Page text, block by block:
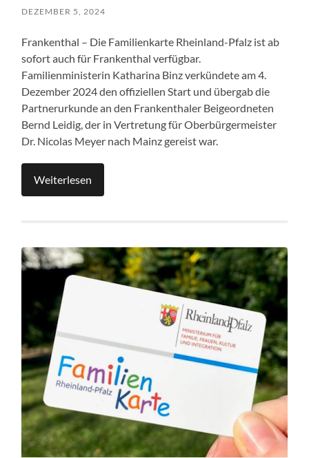
DEZEMBER 5, 2024
Frankenthal – Die Familienkarte Rheinland-Pfalz ist ab
sofort auch für Frankenthal verfügbar.
Familienministerin Katharina Binz verkündete am 4.
Dezember 2024 den offiziellen Start und übergab die
Partnerurkunde an den Frankenthaler Beigeordneten
Bernd Leidig, der in Vertretung für Oberbürgermeister
Dr. Nicolas Meyer nach Mainz gereist war.
Weiterlesen